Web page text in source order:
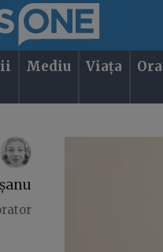
Mediu Viața